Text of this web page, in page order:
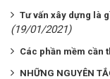
Tư vấn xây dựng là
(19/01/2021)
Các phần mềm cần
NHỮNG NGUYÊN